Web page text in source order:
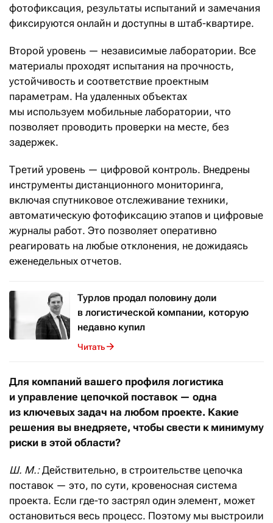
фотофиксация, результаты испытаний и замечания
фиксируются онлайн и доступны в штаб-квартире.
Второй уровень — независимые лаборатории. Все
материалы проходят испытания на прочность,
устойчивость и соответствие проектным
параметрам. На удаленных объектах
мы используем мобильные лаборатории, что
позволяет проводить проверки на месте, без
задержек.
Третий уровень — цифровой контроль. Внедрены
инструменты дистанционного мониторинга,
включая спутниковое отслеживание техники,
автоматическую фотофиксацию этапов и цифровые
журналы работ. Это позволяет оперативно
реагировать на любые отклонения, не дожидаясь
еженедельных отчетов.
Турлов продал половину доли
в логистической компании, которую
недавно купил
Читать
Для компаний вашего профиля логистика
и управление цепочкой поставок — одна
из ключевых задач на любом проекте. Какие
решения вы внедряете, чтобы свести к минимуму
риски в этой области?
Ш. М.:Действительно, в строительстве цепочка
поставок — это, по сути, кровеносная система
проекта. Если где-то застрял один элемент, может
остановиться весь процесс. Поэтому мы выстроили